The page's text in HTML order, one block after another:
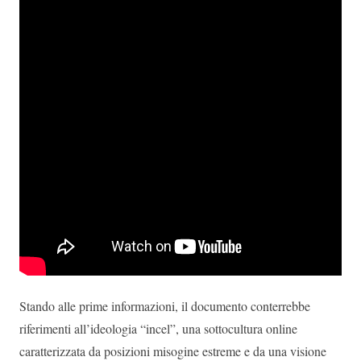
Stando alle prime informazioni, il documento conterrebbe
riferimenti all’ideologia “incel”, una sottocultura online
caratterizzata da posizioni misogine estreme e da una visione